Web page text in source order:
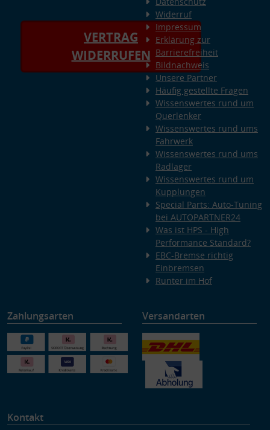
VERTRAG
WIDERRUFEN
Widerruf
Impressum
Erklärung zur
Barrierefreiheit
Bildnachweis
Unsere Partner
Häufig gestellte Fragen
Wissenswertes rund um
Querlenker
Wissenswertes rund ums
Fahrwerk
Wissenswertes rund ums
Radlager
Wissenswertes rund um
Kupplungen
Special Parts: Auto-Tuning
bei AUTOPARTNER24
Was ist HPS - High
Performance Standard?
EBC-Bremse richtig
Einbremsen
Runter im Hof
Zahlungsarten Versandarten
Kontakt